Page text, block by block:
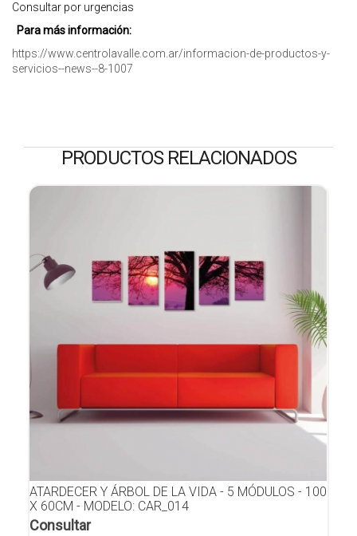
Consultar por urgencias
Para más información:
https://www.centrolavalle.com.ar/informacion-de-productos-y-
servicios--news--8-1007
PRODUCTOS RELACIONADOS
ATARDECER Y ÁRBOL DE LA VIDA - 5 MÓDULOS - 100
X 60CM - MODELO: CAR_014
Consultar